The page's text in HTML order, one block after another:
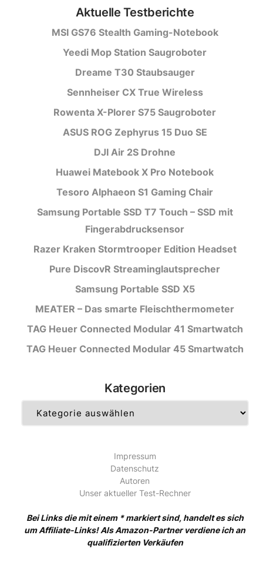
Aktuelle Testberichte
MSI GS76 Stealth Gaming-Notebook
Yeedi Mop Station Saugroboter
Dreame T30 Staubsauger
Sennheiser CX True Wireless
Rowenta X-Plorer S75 Saugroboter
ASUS ROG Zephyrus 15 Duo SE
DJI Air 2S Drohne
Huawei Matebook X Pro Notebook
Tesoro Alphaeon S1 Gaming Chair
Samsung Portable SSD T7 Touch – SSD mit
Fingerabdrucksensor
Razer Kraken Stormtrooper Edition Headset
Pure DiscovR Streaminglautsprecher
Samsung Portable SSD X5
MEATER – Das smarte Fleischthermometer
TAG Heuer Connected Modular 41 Smartwatch
TAG Heuer Connected Modular 45 Smartwatch
Kategorien
Impressum
Datenschutz
Autoren
Unser aktueller Test-Rechner
Bei Links die mit einem * markiert sind, handelt es sich
um Affiliate-Links! Als Amazon-Partner verdiene ich an
qualifizierten Verkäufen